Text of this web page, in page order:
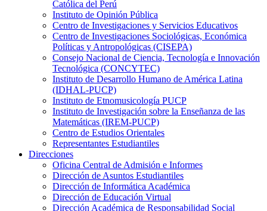
Católica del Perú
Instituto de Opinión Pública
Centro de Investigaciones y Servicios Educativos
Centro de Investigaciones Sociológicas, Económica
Políticas y Antropológicas (CISEPA)
Consejo Nacional de Ciencia, Tecnología e Innovación
Tecnológica (CONCYTEC)
Instituto de Desarrollo Humano de América Latina
(IDHAL-PUCP)
Instituto de Etnomusicología PUCP
Instituto de Investigación sobre la Enseñanza de las
Matemáticas (IREM-PUCP)
Centro de Estudios Orientales
Representantes Estudiantiles
Direcciones
Oficina Central de Admisión e Informes
Dirección de Asuntos Estudiantiles
Dirección de Informática Académica
Dirección de Educación Virtual
Dirección Académica de Responsabilidad Social